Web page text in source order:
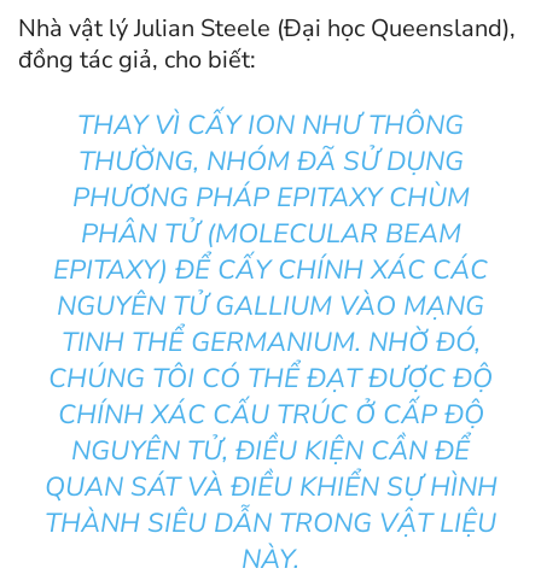
Nhà vật lý Julian Steele (Đại học Queensland),
đồng tác giả, cho biết:
THAY VÌ CẤY ION NHƯ THÔNG
THƯỜNG, NHÓM ĐÃ SỬ DỤNG
PHƯƠNG PHÁP EPITAXY CHÙM
PHÂN TỬ (MOLECULAR BEAM
EPITAXY) ĐỂ CẤY CHÍNH XÁC CÁC
NGUYÊN TỬ GALLIUM VÀO MẠNG
TINH THỂ GERMANIUM. NHỜ ĐÓ,
CHÚNG TÔI CÓ THỂ ĐẠT ĐƯỢC ĐỘ
CHÍNH XÁC CẤU TRÚC Ở CẤP ĐỘ
NGUYÊN TỬ, ĐIỀU KIỆN CẦN ĐỂ
QUAN SÁT VÀ ĐIỀU KHIỂN SỰ HÌNH
THÀNH SIÊU DẪN TRONG VẬT LIỆU
NÀY.